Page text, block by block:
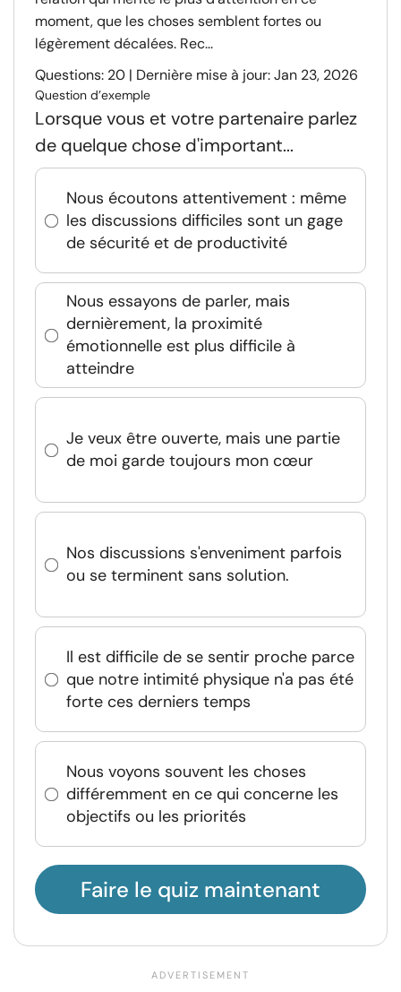
moment, que les choses semblent fortes ou
légèrement décalées. Rec...
Questions: 20 | Dernière mise à jour: Jan 23, 2026
Question d’exemple
Lorsque vous et votre partenaire parlez
de quelque chose d'important...
Nous écoutons attentivement : même
les discussions difficiles sont un gage
de sécurité et de productivité
Nous essayons de parler, mais
dernièrement, la proximité
émotionnelle est plus difficile à
atteindre
Je veux être ouverte, mais une partie
de moi garde toujours mon cœur
Nos discussions s'enveniment parfois
ou se terminent sans solution.
Il est difficile de se sentir proche parce
que notre intimité physique n'a pas été
forte ces derniers temps
Nous voyons souvent les choses
différemment en ce qui concerne les
objectifs ou les priorités
Faire le quiz maintenant